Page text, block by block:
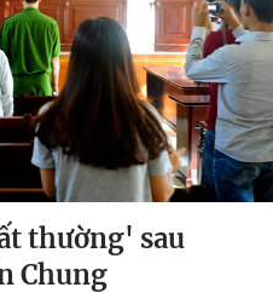
thường' sau
Chung